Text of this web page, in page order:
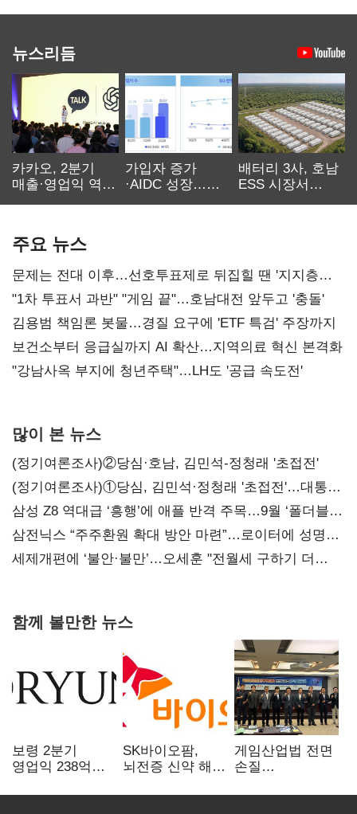
뉴스리듬
카카오, 2분기
매출·영업익 역대
가입자 증가
·AIDC 성장…
배터리 3사, 호남
ESS 시장서
주요 뉴스
문제는 전대 이후…선호투표제로 뒤집힐 땐 '지지층
불복'
"1차 투표서 과반" "게임 끝"…호남대전 앞두고 '충돌'
김용범 책임론 봇물…경질 요구에 'ETF 특검' 주장까지
보건소부터 응급실까지 AI 확산…지역의료 혁신 본격화
"강남사옥 부지에 청년주택"…LH도 '공급 속도전'
많이 본 뉴스
(정기여론조사)②당심·호남, 김민석-정청래 '초접전'
(정기여론조사)①당심, 김민석·정청래 '초접전'…대통령
지지도 '50% 아래로'(종합)
삼성 Z8 역대급 ‘흥행’에 애플 반격 주목…9월 ‘폴더블
대전’
삼전닉스 “주주환원 확대 방안 마련”…로이터에 성명
보내
세제개편에 ‘불안·불만’…오세훈 "전월세 구하기 더
함께 볼만한 뉴스
보령 2분기
영업익 238억…
SK바이오팜,
뇌전증 신약 해외
차세대 신약 개발
게임산업법 전면
손질
규제 걷고